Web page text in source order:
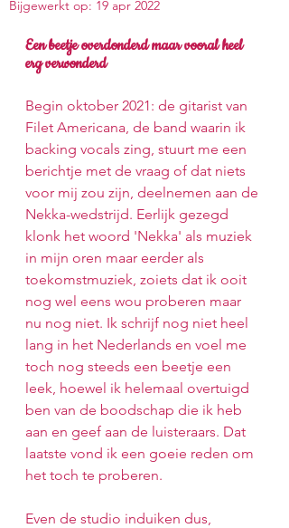
Bijgewerkt op: 19 apr 2022
Een beetje overdonderd maar vooral heel
erg verwonderd
Begin oktober 2021: de gitarist van
Filet Americana, de band waarin ik
backing vocals zing, stuurt me een
berichtje met de vraag of dat niets
voor mij zou zijn, deelnemen aan de
Nekka-wedstrijd. Eerlijk gezegd
klonk het woord 'Nekka' als muziek
in mijn oren maar eerder als
toekomstmuziek, zoiets dat ik ooit
nog wel eens wou proberen maar
nu nog niet. Ik schrijf nog niet heel
lang in het Nederlands en voel me
toch nog steeds een beetje een
leek, hoewel ik helemaal overtuigd
ben van de boodschap die ik heb
aan en geef aan de luisteraars. Dat
laatste vond ik een goeie reden om
het toch te proberen.
Even de studio induiken dus,